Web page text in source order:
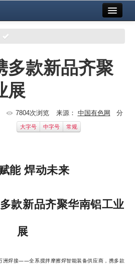
务
多款新品齐聚
展
7804次浏览 来源： 中国有色网 分
大字号 中字号 常规
能 焊动未来
款新品齐聚华南铝工业
展
洲焊接——全系搅拌摩擦焊智能装备供应商，携多款